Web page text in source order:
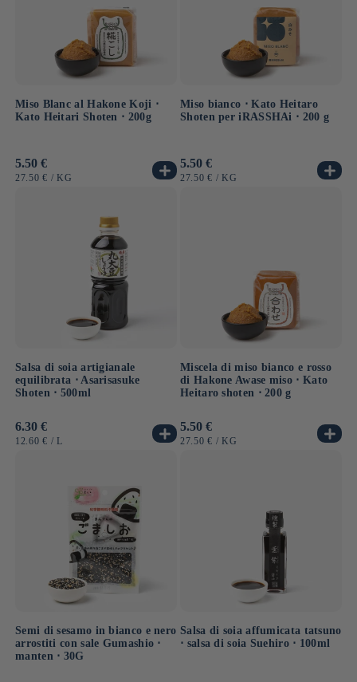
Miso Blanc al Hakone Koji ⋅
Kato Heitari Shoten ⋅ 200g
Prezzo
di
5.50 €
PREZZO
27.50 € / PER
KG
Miso bianco ⋅ Kato Heitaro
Shoten per iRASSHAi ⋅ 200 g
Prezzo
di
5.50 €
PREZZO
27.50 € / PER
KG
Salsa di soia artigianale
equilibrata ⋅ Asarisasuke
Shoten ⋅ 500ml
Prezzo
di
6.30 €
PREZZO
12.60 € / PER
L
Miscela di miso bianco e rosso
di Hakone Awase miso ⋅ Kato
Heitaro shoten ⋅ 200 g
Prezzo
di
5.50 €
PREZZO
27.50 € / PER
KG
Semi di sesamo in bianco e nero
arrostiti con sale Gumashio ⋅
manten ⋅ 30G
Salsa di soia affumicata tatsuno
⋅ salsa di soia Suehiro ⋅ 100ml